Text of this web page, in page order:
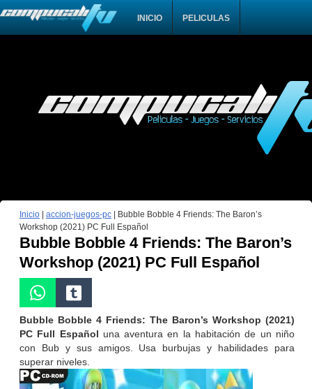
INICIO PELICULAS
Inicio| accion-juegos-pc|
Bubble Bobble 4 Friends: The Baron’s
Workshop (2021) PC Full Español
Bubble Bobble 4 Friends: The Baron’s
Workshop (2021) PC Full Español
Bubble Bobble 4 Friends: The Baron’s Workshop (2021)
PC Full Español una aventura en la habitación de un niño
con Bub y sus amigos. Usa burbujas y habilidades para
superar niveles.